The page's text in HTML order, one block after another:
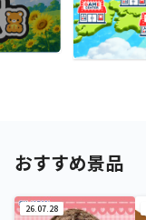
おすすめ景品
26.07.28